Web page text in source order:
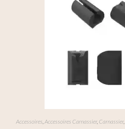
Accessoires,Accessoires Carnassier, Carnassier,